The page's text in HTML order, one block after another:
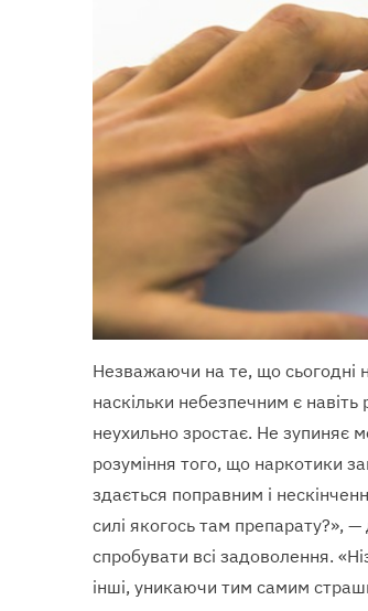
Незважаючи на те, що сьогодні
наскільки небезпечним є
неухильно зростає. Не зупиняє
розуміння того, що наркотики
здається поправним і
силі якогось там препарату?»,
спробувати всі задоволення.
інші, уникаючи тим самим